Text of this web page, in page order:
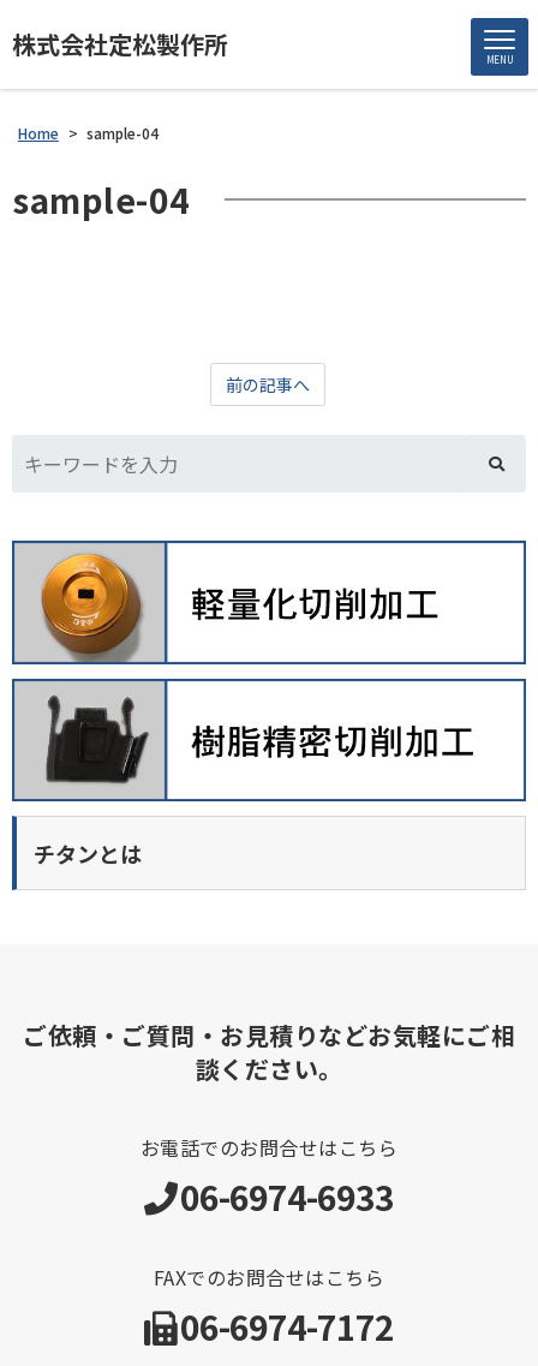
株式会社定松製作所 MENU
Home > sample-04
sample-04
前の記事へ
チタンとは
ご依頼・ご質問・お見積りなどお気軽にご相
談ください。
お電話でのお問合せはこちら
06-6974-6933
FAXでのお問合せはこちら
06-6974-7172